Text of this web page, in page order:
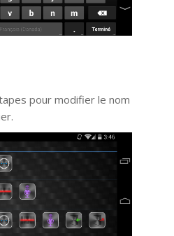
pour modifier le nom